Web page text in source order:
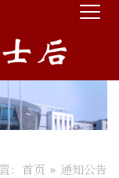
： 首页 通知公告